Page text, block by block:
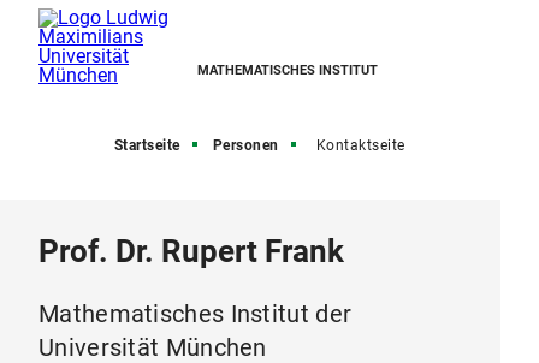
MATHEMATISCHES INSTITUT
Startseite Personen Kontaktseite
Prof. Dr. Rupert Frank
Mathematisches Institut der
Universität München